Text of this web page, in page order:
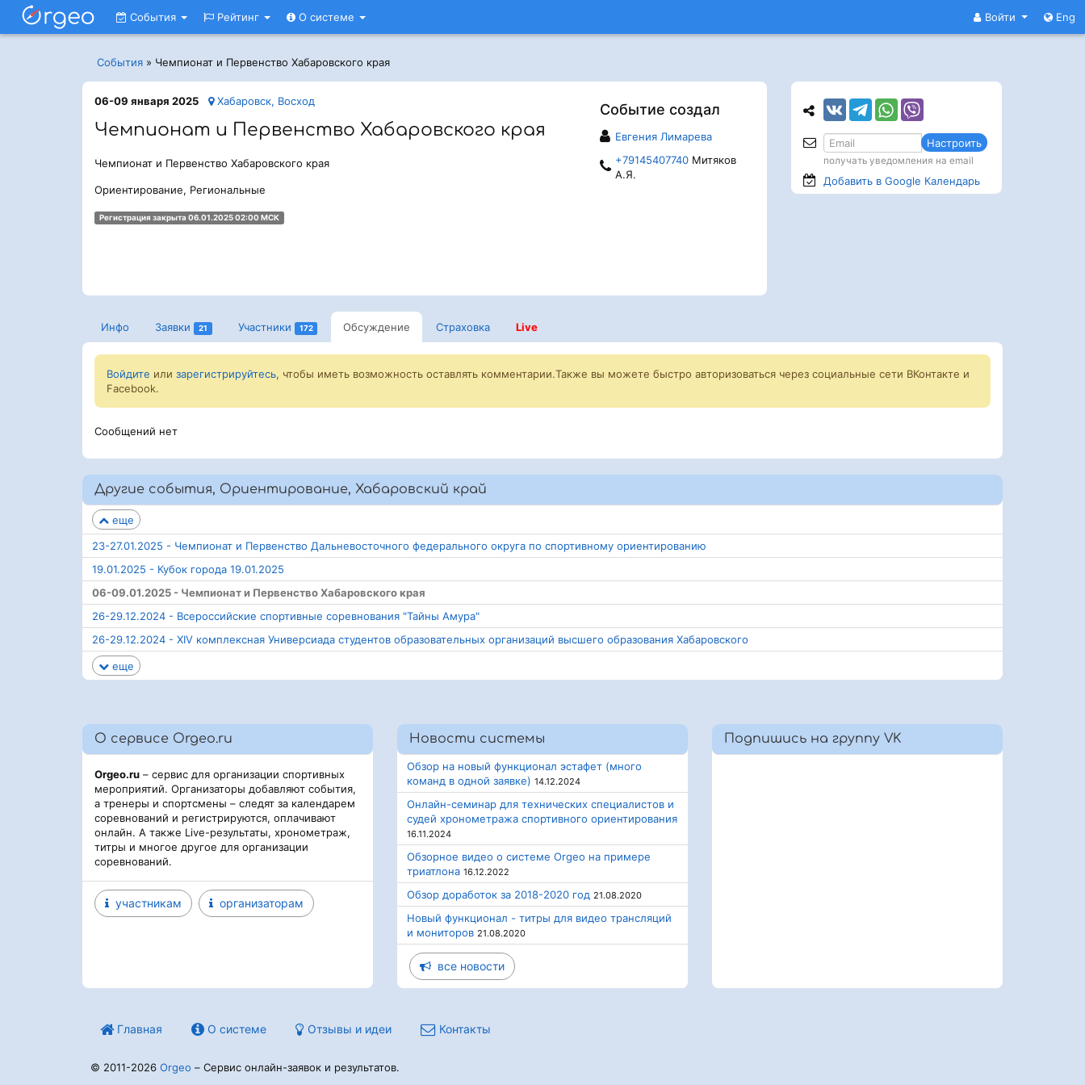
Войти Eng
События Рейтинг О системе
События » Чемпионат и Первенство Хабаровского края
Событие создал
Евгения Лимарева
+79145407740Митяков
А.Я.
06-09 января 2025 Хабаровск, Восход
Чемпионат и Первенство Хабаровского края
Чемпионат и Первенство Хабаровского края
Ориентирование, Региональные
Регистрация закрыта 06.01.2025 02:00 МСК
Инфо Заявки 21 Участники 172 Обсуждение Страховка Live
Войдите или зарегистрируйтесь, чтобы иметь возможность оставлять комментарии.Также вы можете быстро авторизоваться через социальные сети ВКонтакте и
Facebook.
Сообщений нет
Другие события, Ориентирование, Хабаровский край
еще
23-27.01.2025 - Чемпионат и Первенство Дальневосточного федерального округа по спортивному ориентированию
19.01.2025 - Кубок города 19.01.2025
06-09.01.2025 - Чемпионат и Первенство Хабаровского края
26-29.12.2024 - Всероссийские спортивные соревнования "Тайны Амура"
26-29.12.2024 - XIV комплексная Универсиада студентов образовательных организаций высшего образования Хабаровского
еще
Настроить
получать уведомления на email
Добавить в Google Календарь
О сервисе Orgeo.ru
Orgeo.ru – сервис для организации спортивных
мероприятий. Организаторы добавляют события,
а тренеры и спортсмены – следят за календарем
соревнований и регистрируются, оплачивают
онлайн. А также Live-результаты, хронометраж,
титры и многое другое для организации
соревнований.
участникам организаторам
Новости системы
Обзор на новый функционал эстафет (много
команд в одной заявке) 14.12.2024
Онлайн-семинар для технических специалистов и
судей хронометража спортивного ориентирования
16.11.2024
Обзорное видео о системе Orgeo на примере
триатлона 16.12.2022
Обзор доработок за 2018-2020 год 21.08.2020
Новый функционал - титры для видео трансляций
и мониторов 21.08.2020
все новости
Подпишись на группу VK
Главная О системе Отзывы и идеи Контакты
© 2011-2026 Orgeo – Сервис онлайн-заявок и результатов.